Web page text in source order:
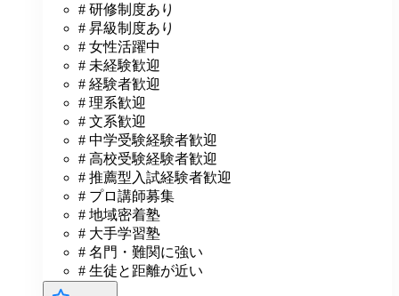
# 研修制度あり
# 昇級制度あり
# 女性活躍中
# 未経験歓迎
# 経験者歓迎
# 理系歓迎
# 文系歓迎
# 中学受験経験者歓迎
# 高校受験経験者歓迎
# 推薦型入試経験者歓迎
# プロ講師募集
# 地域密着塾
# 大手学習塾
# 名門・難関に強い
# 生徒と距離が近い